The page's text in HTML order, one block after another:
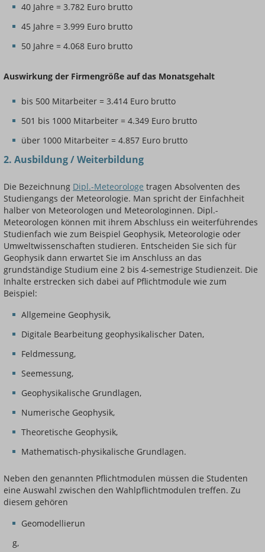
40 Jahre = 3.782 Euro brutto
45 Jahre = 3.999 Euro brutto
50 Jahre = 4.068 Euro brutto
Auswirkung der Firmengröße auf das Monatsgehalt
bis 500 Mitarbeiter = 3.414 Euro brutto
501 bis 1000 Mitarbeiter = 4.349 Euro brutto
über 1000 Mitarbeiter = 4.857 Euro brutto
2. Ausbildung / Weiterbildung
Die Bezeichnung Dipl.-Meteorologe tragen Absolventen des
Studiengangs der Meteorologie. Man spricht der Einfachheit
halber von Meteorologen und Meteorologinnen. Dipl.-
Meteorologen können mit ihrem Abschluss ein weiterführendes
Studienfach wie zum Beispiel Geophysik, Meteorologie oder
Umweltwissenschaften studieren. Entscheiden Sie sich für
Geophysik dann erwartet Sie im Anschluss an das
grundständige Studium eine 2 bis 4-semestrige Studienzeit. Die
Inhalte erstrecken sich dabei auf Pflichtmodule wie zum
Beispiel:
Allgemeine Geophysik,
Digitale Bearbeitung geophysikalischer Daten,
Feldmessung,
Seemessung,
Geophysikalische Grundlagen,
Numerische Geophysik,
Theoretische Geophysik,
Mathematisch-physikalische Grundlagen.
Neben den genannten Pflichtmodulen müssen die Studenten
eine Auswahl zwischen den Wahlpflichtmodulen treffen. Zu
diesem gehören
Geomodellierun
g,